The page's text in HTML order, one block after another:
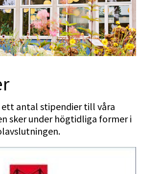
ett antal stipendier till våra
sker under högtidliga former i